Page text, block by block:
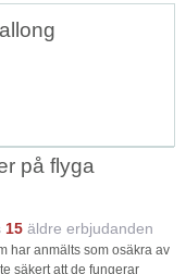
Topp
på flyga
15 äldre erbjudanden
har anmälts som osäkra av
säkert att de fungerar